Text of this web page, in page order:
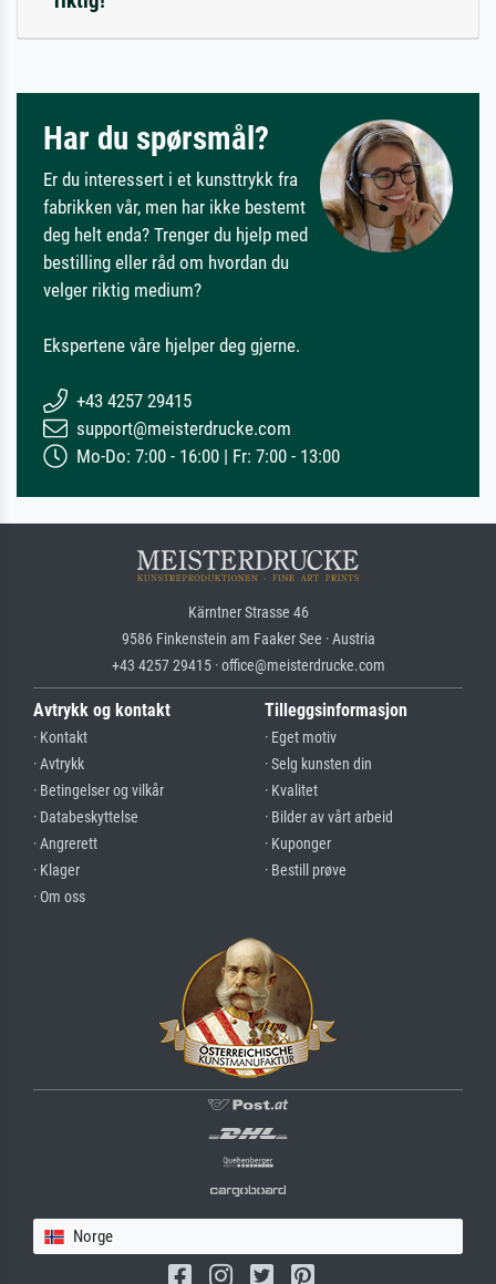
Har du spørsmål?
Er du interessert i et kunsttrykk fra
fabrikken vår, men har ikke bestemt
deg helt enda? Trenger du hjelp med
bestilling eller råd om hvordan du
velger riktig medium?
Ekspertene våre hjelper deg gjerne.
+43 4257 29415
support@meisterdrucke.com
Mo-Do: 7:00 - 16:00 | Fr: 7:00 - 13:00
Kärntner Strasse 46
9586 Finkenstein am Faaker See · Austria
+43 4257 29415 · office@meisterdrucke.com
Avtrykk og kontakt
· Kontakt
· Avtrykk
· Betingelser og vilkår
· Databeskyttelse
· Angrerett
· Klager
· Om oss
Tilleggsinformasjon
· Eget motiv
· Selg kunsten din
· Kvalitet
· Bilder av vårt arbeid
· Kuponger
· Bestill prøve
Norge